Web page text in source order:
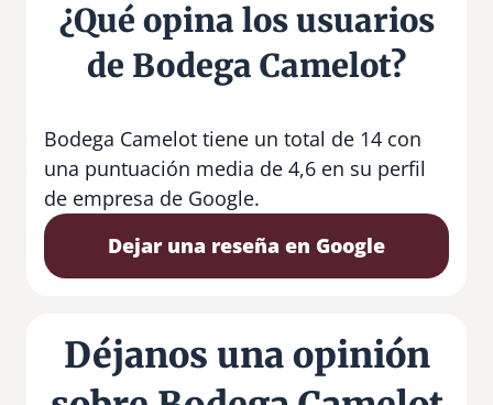
¿Qué opina los usuarios
de Bodega Camelot?
Bodega Camelot tiene un total de 14 con
una puntuación media de 4,6 en su perfil
de empresa de Google.
Dejar una reseña en Google
Déjanos una opinión